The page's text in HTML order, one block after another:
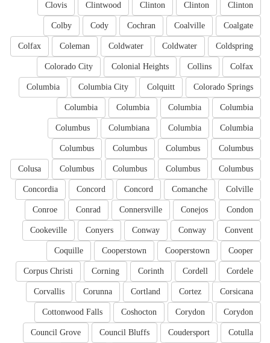
Clinton
Clinton
Clinton
Clintwood
Clovis
Coalgate
Coalville
Cochran
Cody
Colby
Coldspring
Coldwater
Coldwater
Coleman
Colfax
Colfax
Collins
Colonial Heights
Colorado City
Colorado Springs
Colquitt
Columbia City
Columbia
Columbia
Columbia
Columbia
Columbia
Columbia
Columbia
Columbiana
Columbus
Columbus
Columbus
Columbus
Columbus
Columbus
Columbus
Columbus
Columbus
Colusa
Colville
Comanche
Concord
Concord
Concordia
Condon
Conejos
Connersville
Conrad
Conroe
Convent
Conway
Conway
Conyers
Cookeville
Cooper
Cooperstown
Cooperstown
Coquille
Cordele
Cordell
Corinth
Corning
Corpus Christi
Corsicana
Cortez
Cortland
Corunna
Corvallis
Corydon
Corydon
Coshocton
Cottonwood Falls
Cotulla
Coudersport
Council Bluffs
Council Grove